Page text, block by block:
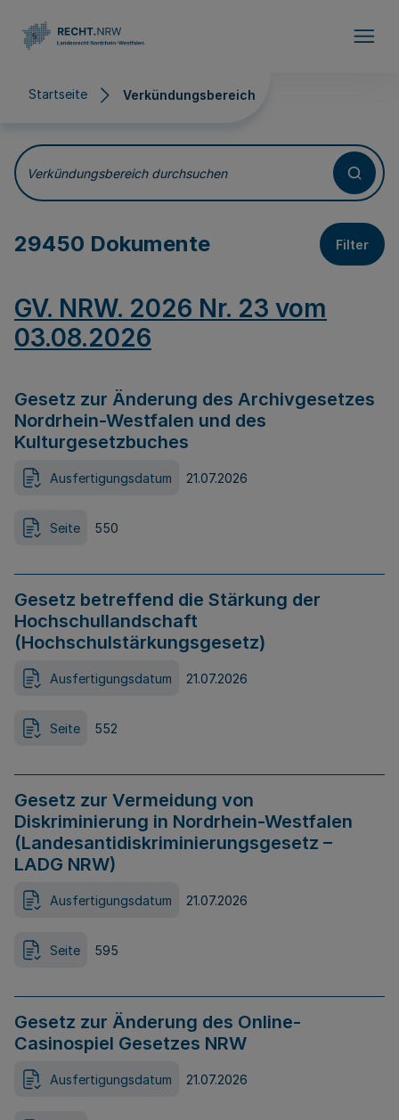
Startseite Verkündungsbereich
Verkündungsbereich
Verkündungsbereich durchsuchen
29450 Dokumente Filter
GV. NRW. 2026 Nr. 23 vom
03.08.2026
Gesetz zur Änderung des Archivgesetzes
Nordrhein-Westfalen und des
Kulturgesetzbuches
Ausfertigungsdatum 21.07.2026
Seite 550
Gesetz betreffend die Stärkung der
Hochschullandschaft
(Hochschulstärkungsgesetz)
Ausfertigungsdatum 21.07.2026
Seite 552
Gesetz zur Vermeidung von
Diskriminierung in Nordrhein-Westfalen
(Landesantidiskriminierungsgesetz –
LADG NRW)
Ausfertigungsdatum 21.07.2026
Seite 595
Gesetz zur Änderung des Online-
Casinospiel Gesetzes NRW
Ausfertigungsdatum 21.07.2026